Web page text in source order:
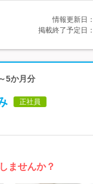
情報更新日：
掲載終了予定日：
5か月分
正社員
ませんか？